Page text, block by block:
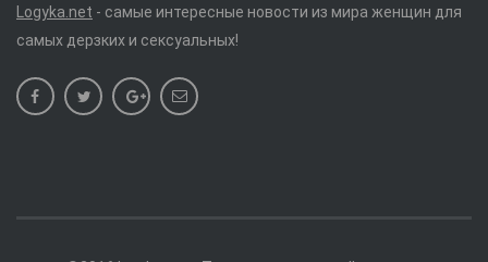
Logyka.net - самые интересные новости из мира женщин для
самых дерзких и сексуальных!